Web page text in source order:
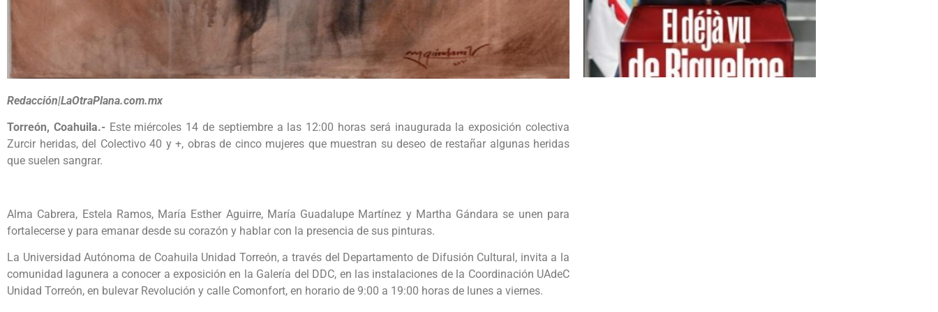
Redacción|LaOtraPlana.com.mx
Torreón, Coahuila.-Este miércoles 14 de septiembre a las 12:00 horas será inaugurada la exposición colectiva
Zurcir heridas, del Colectivo 40 y +, obras de cinco mujeres que muestran su deseo de restañar algunas heridas
que suelen sangrar.
Alma Cabrera, Estela Ramos, María Esther Aguirre, María Guadalupe Martínez y Martha Gándara se unen para
fortalecerse y para emanar desde su corazón y hablar con la presencia de sus pinturas.
La Universidad Autónoma de Coahuila Unidad Torreón, a través del Departamento de Difusión Cultural, invita a la
comunidad lagunera a conocer a exposición en la Galería del DDC, en las instalaciones de la Coordinación UAdeC
Unidad Torreón, en bulevar Revolución y calle Comonfort, en horario de 9:00 a 19:00 horas de lunes a viernes.